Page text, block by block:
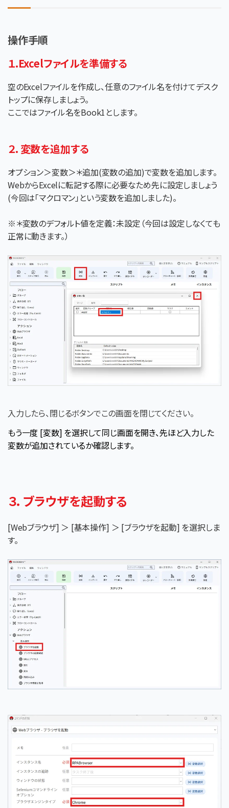
操作手順
１.Excelファイルを準備する
空のExcelファイルを作成し、任意のファイル名を付けてデスク
トップに保存しましょう。
ここではファイル名をBook1とします。
２．変数を追加する
オプション＞変数＞＊追加(変数の追加)で変数を追加します。
WebからExcelに転記する際に必要なため先に設定しましょう
(今回は「マクロマン」という変数を追加しました)。
※＊変数のデフォルト値を定義：未設定（今回は設定しなくても
正常に動きます。）
入力したら、閉じるボタンでこの画面を閉じてください。
もう一度 [変数] を選択して同じ画面を開き、先ほど入力した
変数が追加されているか確認します。
３．ブラウザを起動する
[Webブラウザ] ＞ [基本操作] ＞ [ブラウザを起動] を選択しま
す。